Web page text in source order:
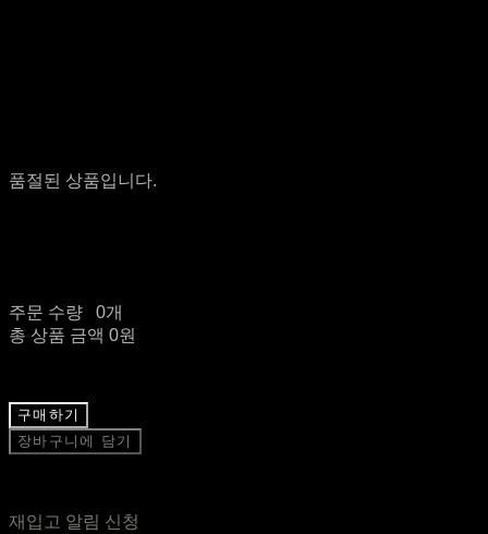
품절된 상품입니다.
주문 수량
0개
총 상품 금액 0원
구매하기
장바구니에 담기
재입고 알림 신청